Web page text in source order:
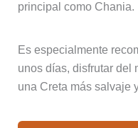
principal como Chania.
Es especialmente
unos días, disfrutar del
una Creta más salvaje